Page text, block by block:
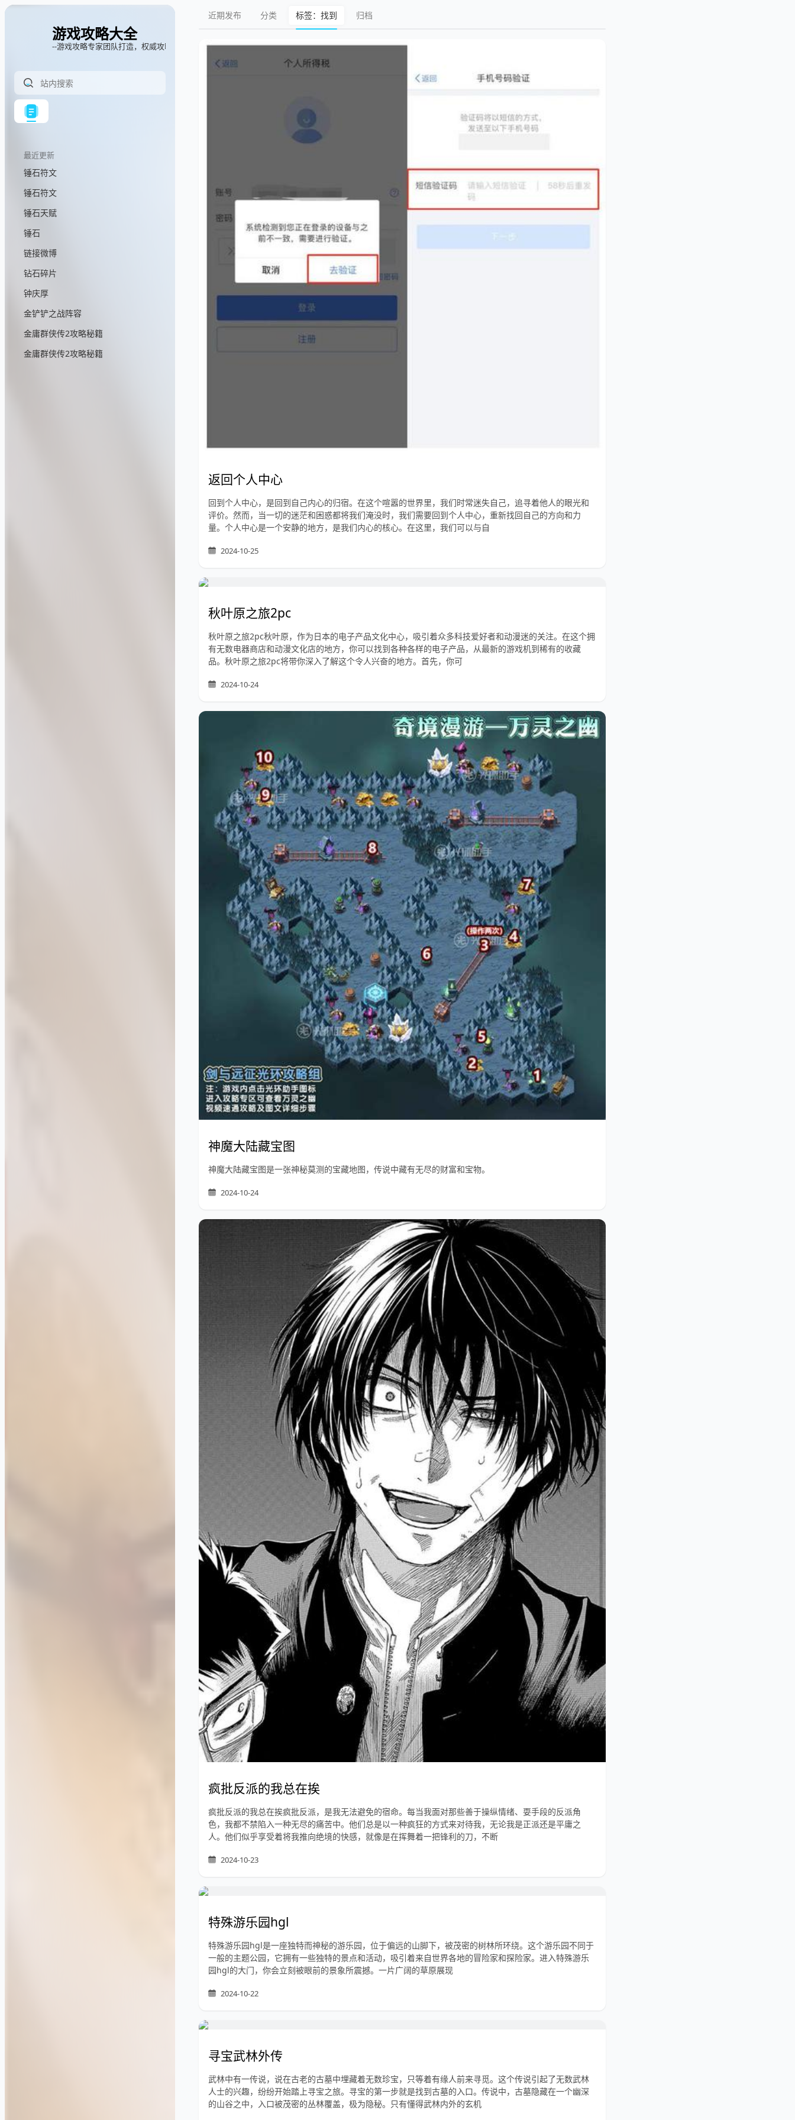
游戏攻略大全
--游戏攻略专家团队打造，权威攻略指南
最近更新
锤石符文
锤石符文
锤石天赋
锤石
链接微博
钻石碎片
钟庆厚
金铲铲之战阵容
金庸群侠传2攻略秘籍
金庸群侠传2攻略秘籍
近期发布 分类 标签：找到 归档
返回个人中心
回到个人中心，是回到自己内心的归宿。在这个喧嚣的世界里，我们时常迷失自己，追寻着他人的眼光和
评价。然而，当一切的迷茫和困惑都将我们淹没时，我们需要回到个人中心，重新找回自己的方向和力
量。个人中心是一个安静的地方，是我们内心的核心。在这里，我们可以与自
2024-10-25
秋叶原之旅2pc
秋叶原之旅2pc秋叶原，作为日本的电子产品文化中心，吸引着众多科技爱好者和动漫迷的关注。在这个拥
有无数电器商店和动漫文化店的地方，你可以找到各种各样的电子产品，从最新的游戏机到稀有的收藏
品。秋叶原之旅2pc将带你深入了解这个令人兴奋的地方。首先，你可
2024-10-24
神魔大陆藏宝图
神魔大陆藏宝图是一张神秘莫测的宝藏地图，传说中藏有无尽的财富和宝物。
2024-10-24
疯批反派的我总在挨
疯批反派的我总在挨疯批反派，是我无法避免的宿命。每当我面对那些善于操纵情绪、耍手段的反派角
色，我都不禁陷入一种无尽的痛苦中。他们总是以一种疯狂的方式来对待我，无论我是正派还是平庸之
人。他们似乎享受着将我推向绝境的快感，就像是在挥舞着一把锋利的刀，不断
2024-10-23
特殊游乐园hgl
特殊游乐园hgl是一座独特而神秘的游乐园，位于偏远的山脚下，被茂密的树林所环绕。这个游乐园不同于
一般的主题公园，它拥有一些独特的景点和活动，吸引着来自世界各地的冒险家和探险家。进入特殊游乐
园hgl的大门，你会立刻被眼前的景象所震撼。一片广阔的草原展现
2024-10-22
寻宝武林外传
武林中有一传说，说在古老的古墓中埋藏着无数珍宝，只等着有缘人前来寻觅。这个传说引起了无数武林
人士的兴趣，纷纷开始踏上寻宝之旅。寻宝的第一步就是找到古墓的入口。传说中，古墓隐藏在一个幽深
的山谷之中，入口被茂密的丛林覆盖，极为隐秘。只有懂得武林内外的玄机